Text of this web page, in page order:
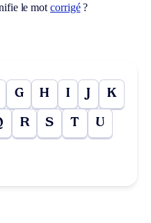
le mot corrigé?
G H I J K
R S T U